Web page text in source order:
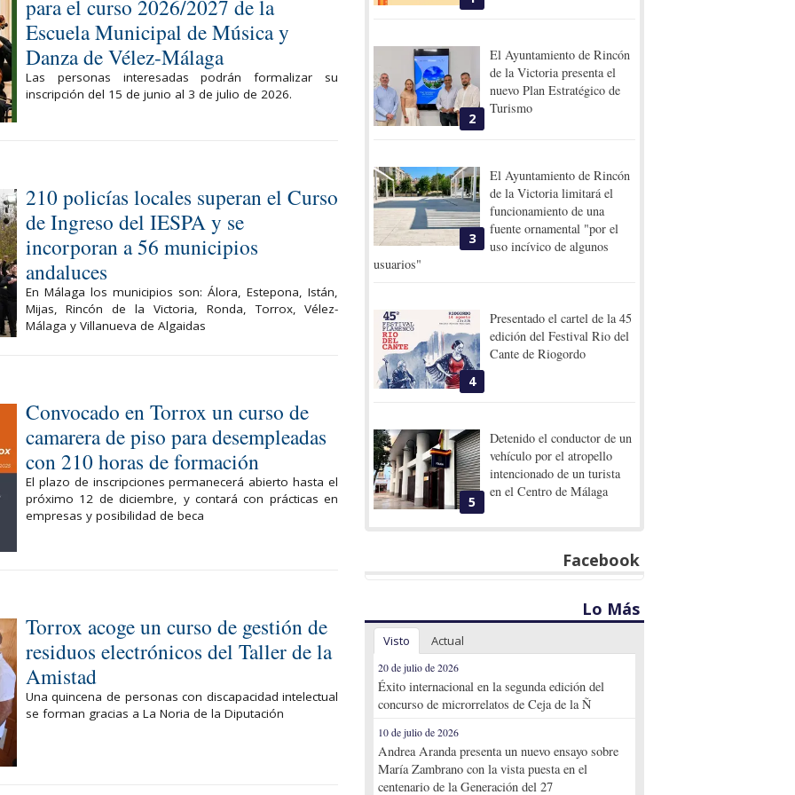
para el curso 2026/2027 de la
Escuela Municipal de Música y
Danza de Vélez-Málaga
Las personas interesadas podrán formalizar su
inscripción del 15 de junio al 3 de julio de 2026.
210 policías locales superan el Curso
de Ingreso del IESPA y se
incorporan a 56 municipios
andaluces
En Málaga los municipios son: Álora, Estepona, Istán,
Mijas, Rincón de la Victoria, Ronda, Torrox, Vélez-
Málaga y Villanueva de Algaidas
Convocado en Torrox un curso de
camarera de piso para desempleadas
con 210 horas de formación
El plazo de inscripciones permanecerá abierto hasta el
próximo 12 de diciembre, y contará con prácticas en
empresas y posibilidad de beca
Torrox acoge un curso de gestión de
residuos electrónicos del Taller de la
Amistad
Una quincena de personas con discapacidad intelectual
se forman gracias a La Noria de la Diputación
2
El Ayuntamiento de Rincón
de la Victoria presenta el
nuevo Plan Estratégico de
Turismo
3
El Ayuntamiento de Rincón
de la Victoria limitará el
funcionamiento de una
fuente ornamental "por el
uso incívico de algunos
usuarios"
4
Presentado el cartel de la 45
edición del Festival Rio del
Cante de Riogordo
5
Detenido el conductor de un
vehículo por el atropello
intencionado de un turista
en el Centro de Málaga
Facebook
Lo Más
Visto Actual
20 de julio de 2026
Éxito internacional en la segunda edición del
concurso de microrrelatos de Ceja de la Ñ
10 de julio de 2026
Andrea Aranda presenta un nuevo ensayo sobre
María Zambrano con la vista puesta en el
centenario de la Generación del 27